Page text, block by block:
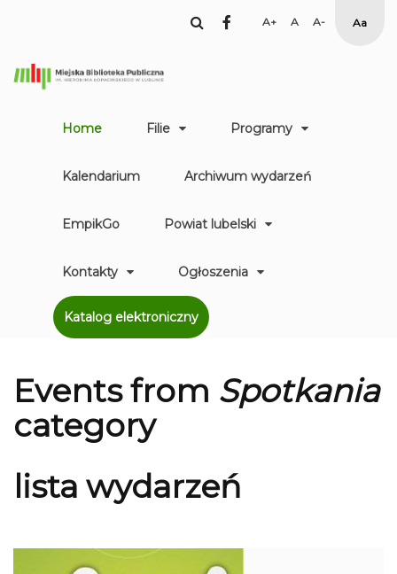
facebook
Set Set
Smaller
High
Home Filie Programy
Kalendarium Archiwum wydarzeń
EmpikGo Powiat lubelski
Kontakty Ogłoszenia
Katalog elektroniczny
Events from Spotkania
category
lista wydarzeń